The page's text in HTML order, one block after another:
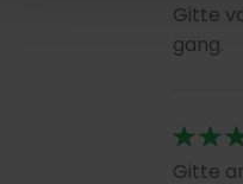
Gitte
gang.
Gitte